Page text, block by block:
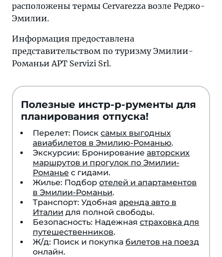
расположены термы Cervarezza возле Реджо-
Эмилии.
Информация предоставлена
представительством по туризму Эмилии-
Романьи APT Servizi Srl.
Полезные инстр-р-рументы для
планирования отпуска!
Перелет: Поиск самых выгодных
авиабилетов в Эмилию-Романью.
Экскурсии: Бронирование авторских
маршрутов и прогулок по Эмилии-
Романье с гидами.
Жилье: Подбор отелей и апартаментов
в Эмилии-Романьи.
Транспорт: Удобная аренда авто в
Италии для полной свободы.
Безопасность: Надежная страховка для
путешественников.
Ж/д: Поиск и покупка билетов на поезд
онлайн.